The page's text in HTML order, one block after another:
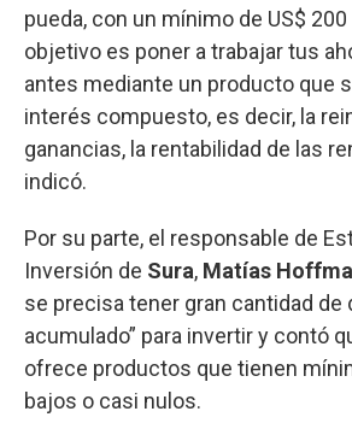
pueda, con un mínimo de US$ 200
objetivo es poner a trabajar tus
antes mediante un producto que
interés compuesto, es decir, la
ganancias, la rentabilidad de las
indicó.
Por su parte, el responsable de
Inversión de Sura, Matías
se precisa tener gran cantidad de
acumulado” para invertir y contó
ofrece productos que tienen
bajos o casi nulos.